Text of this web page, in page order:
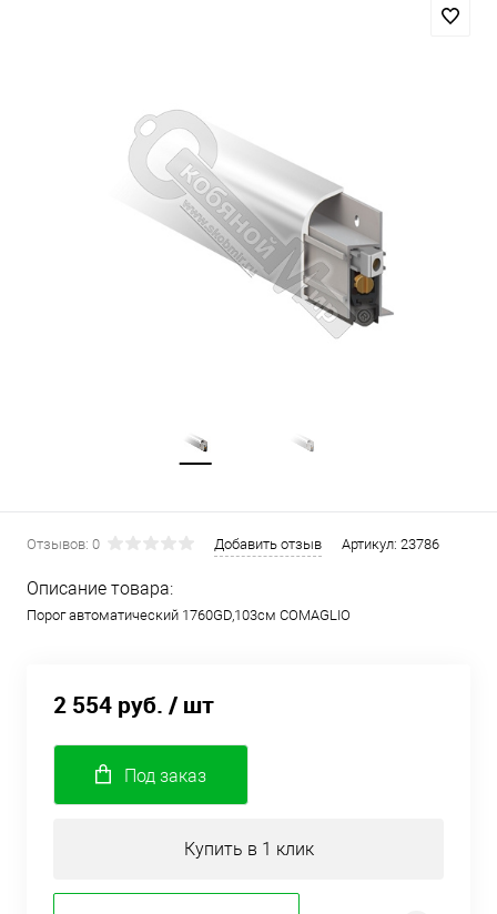
Отзывов: 0 Добавить отзыв Артикул: 23786
Описание товара:
Порог автоматический 1760GD,103см COMAGLIO
2 554 руб. / шт
Под заказ
Купить в 1 клик